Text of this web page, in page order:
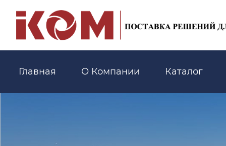
Главная О Компании Каталог